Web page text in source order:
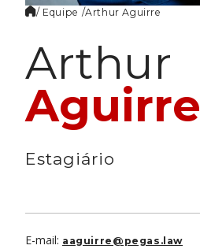
/ Equipe /ArthurAguirre
Arthur
Aguirre
Estagiário
E-mail: aaguirre@pegas.law